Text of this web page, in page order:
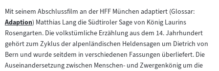
Mit seinem Abschlussfilm an der HFF München adaptiert (Glossar:
Zum
Inhalt:
Adaption) Matthias Lang die Südtiroler Sage von König Laurins
Rosengarten. Die volkstümliche Erzählung aus dem 14. Jahrhundert
gehört zum Zyklus der alpenländischen Heldensagen um Dietrich von
Bern und wurde seitdem in verschiedenen Fassungen überliefert. Die
Auseinandersetzung zwischen Menschen- und Zwergenkönig um die